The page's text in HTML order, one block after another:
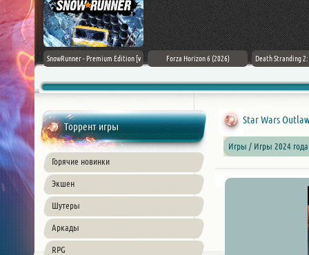
Flag
PC
SnowRunner - Premium Edition [v
Forza Horizon 6 (2026) Death Stranding
Торрент игры
Горячие новинки
Экшен
Шутеры
Аркады
RPG
Star Wars
Игры / Игры 2024